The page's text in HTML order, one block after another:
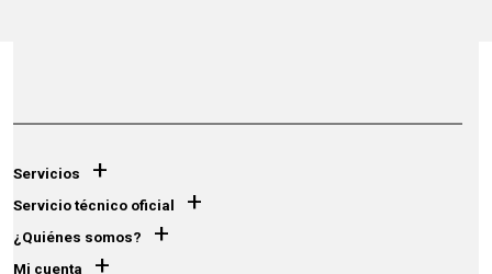
Servicios +
Servicio técnico oficial +
¿Quiénes somos? +
Mi cuenta +